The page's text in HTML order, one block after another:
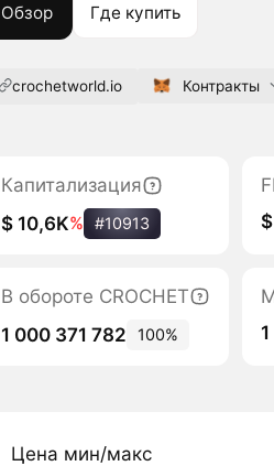
Обзор Где купить
crochetworld.io Контракты
Капитализация
$ 10,6K% #10913
В обороте CROCHET
1 000 371 782
100%
Цена мин/макс